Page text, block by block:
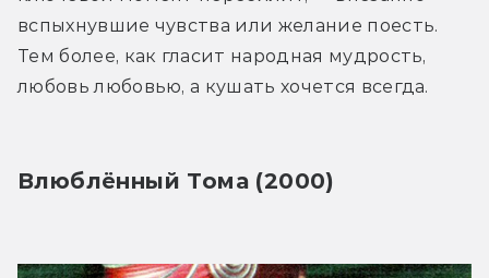
вспыхнувшие чувства или желание поесть.
Тем более, как гласит народная мудрость,
любовь любовью, а кушать хочется всегда.
Влюблённый Тома (2000)